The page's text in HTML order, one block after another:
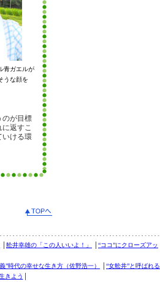
青ガエルが
うな顔を
のが目標
返すこ
いける環
舩井幸雄の「この人いいよ！」
“ココ”にクローズアッ
”時代の幸せな生き方（佐野浩一）
“女舩井”と呼ばれる
きよう